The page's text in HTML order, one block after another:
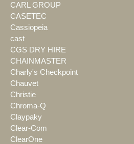
CARL GROUP
CASETEC
Cassiopeia
cast
CGS DRY HIRE
CHAINMASTER
Charly's Checkpoint
Chauvet
Christie
Chroma-Q
Claypaky
Clear-Com
ClearOne